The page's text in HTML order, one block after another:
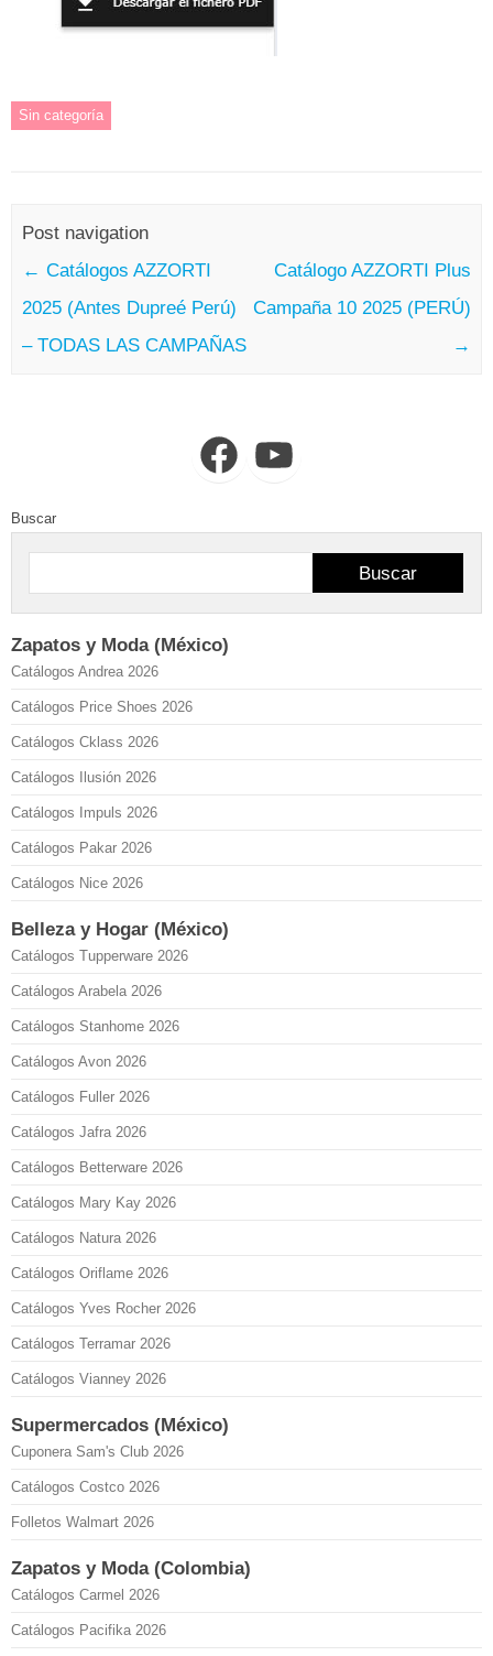
Sin categoría
Post navigation
← Catálogos AZZORTI
2025 (Antes Dupreé Perú)
– TODAS LAS CAMPAÑAS
Catálogo AZZORTI Plus
Campaña 10 2025 (PERÚ)
→
FacebookYouTube
Buscar
Buscar
Zapatos y Moda (México)
Catálogos Andrea 2026
Catálogos Price Shoes 2026
Catálogos Cklass 2026
Catálogos Ilusión 2026
Catálogos Impuls 2026
Catálogos Pakar 2026
Catálogos Nice 2026
Belleza y Hogar (México)
Catálogos Tupperware 2026
Catálogos Arabela 2026
Catálogos Stanhome 2026
Catálogos Avon 2026
Catálogos Fuller 2026
Catálogos Jafra 2026
Catálogos Betterware 2026
Catálogos Mary Kay 2026
Catálogos Natura 2026
Catálogos Oriflame 2026
Catálogos Yves Rocher 2026
Catálogos Terramar 2026
Catálogos Vianney 2026
Supermercados (México)
Cuponera Sam's Club 2026
Catálogos Costco 2026
Folletos Walmart 2026
Zapatos y Moda (Colombia)
Catálogos Carmel 2026
Catálogos Pacifika 2026